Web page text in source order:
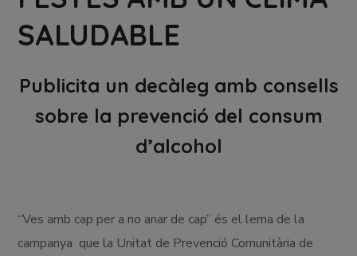
SALUDABLE
Publicita un decàleg amb consells
sobre la prevenció del consum
d’alcohol
“Ves amb cap per a no anar de cap” és el lema de la
campanya que la Unitat de Prevenció Comunitària de